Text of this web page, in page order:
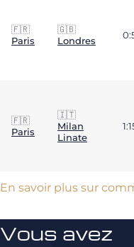
🇫🇷
Paris
🇬🇧
Londres
🇫🇷
Paris
🇮🇹
Milan
Linate
En savoir plus sur
Vous avez